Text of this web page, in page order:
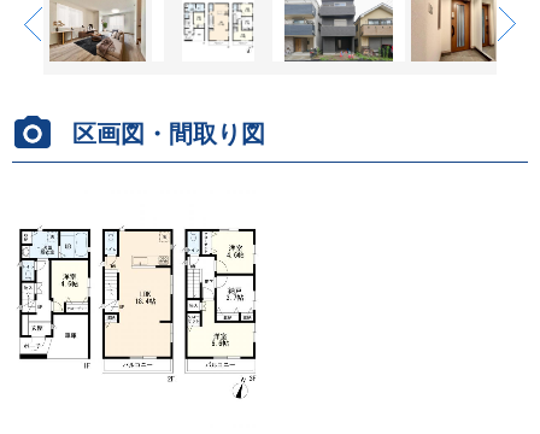
区画図・間取り図